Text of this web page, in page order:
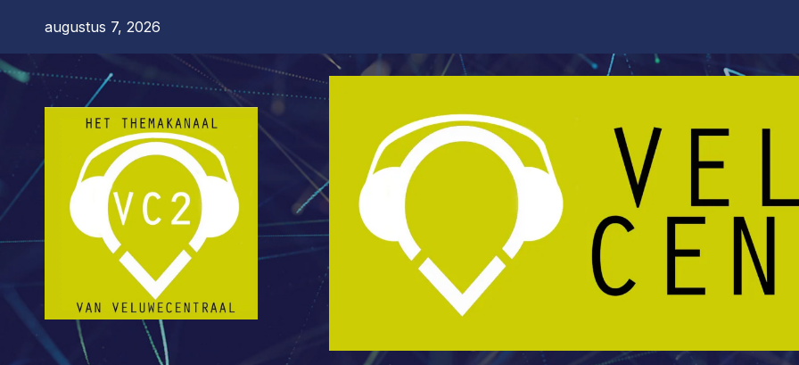
de
augustus 7, 2026